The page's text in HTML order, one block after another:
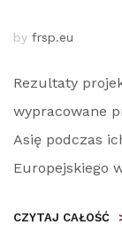
by frsp.eu
Rezultaty
wypracowane
Asię podczas
Europejskiego
CZYTAJ CAŁOŚĆ